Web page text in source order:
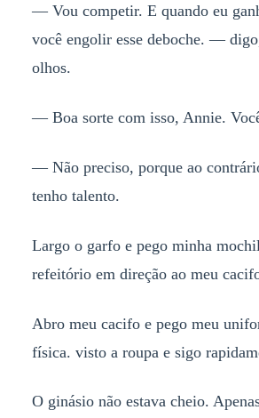
— Vou competir. E quando eu
você engolir esse deboche. —
olhos.
— Boa sorte com isso, Annie.
— Não preciso, porque ao
tenho talento.
Largo o garfo e pego minha
refeitório em direção ao meu
Abro meu cacifo e pego meu
física. visto a roupa e sigo
O ginásio não estava cheio.